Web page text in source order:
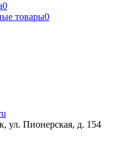
0
товары0
ул. Пионерская, д. 154